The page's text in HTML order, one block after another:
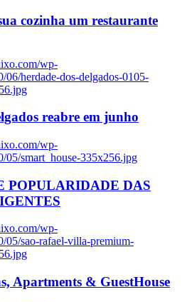
cozinha um restaurante
wp-
06/herdade-dos-delgados-0105-
reabre em junho
wp-
05/smart_house-335x256.jpg
POPULARIDADE DAS
wp-
05/sao-rafael-villa-premium-
Apartments & GuestHouse